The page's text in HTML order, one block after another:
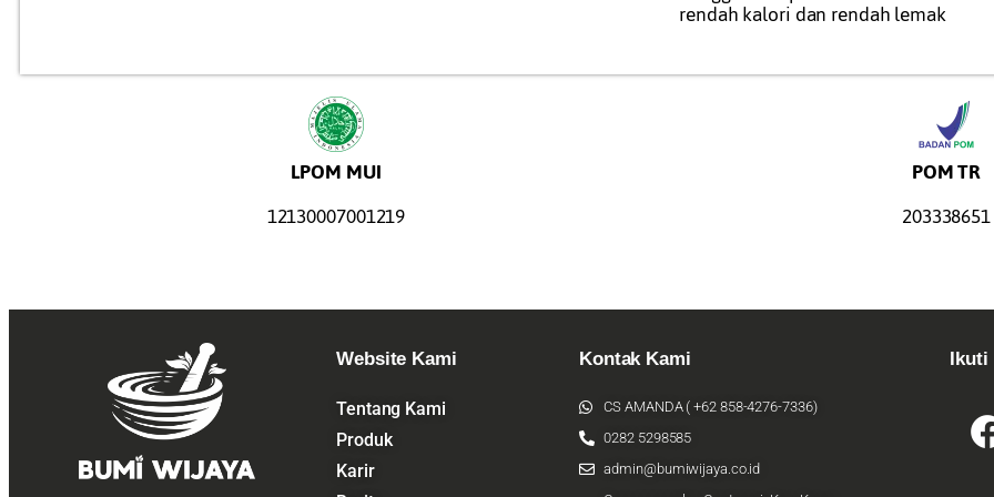
rendah kalori dan rendah lemak
LPOM MUI
12130007001219
POM TR
203338651
Website Kami
Tentang Kami
Produk
Karir
Kontak Kami
CS AMANDA ( +62 858-4276-7336)
0282 5298585
admin@bumiwijaya.co.id
Ikuti